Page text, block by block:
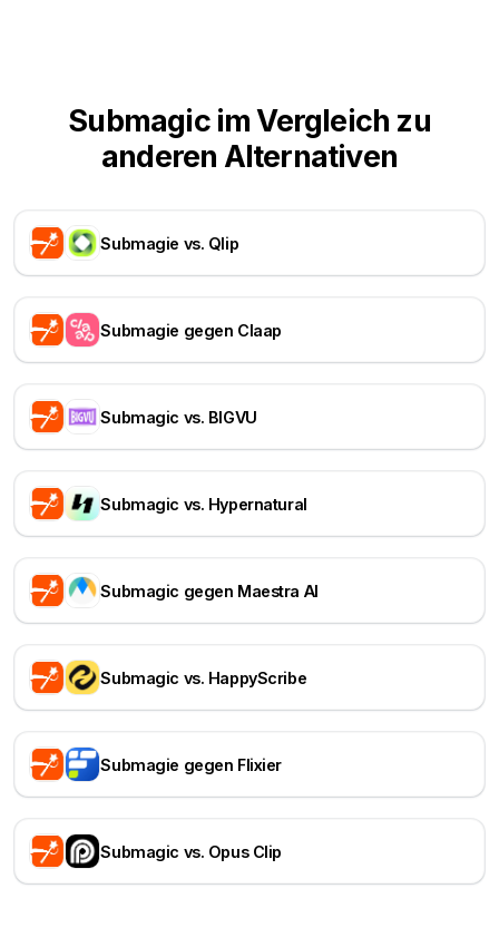
Submagic im Vergleich zu
anderen Alternativen
Submagie vs. Qlip
Submagie gegen Claap
Submagic vs. BIGVU
Submagic vs. Hypernatural
Submagic gegen Maestra AI
Submagic vs. HappyScribe
Submagie gegen Flixier
Submagic vs. Opus Clip